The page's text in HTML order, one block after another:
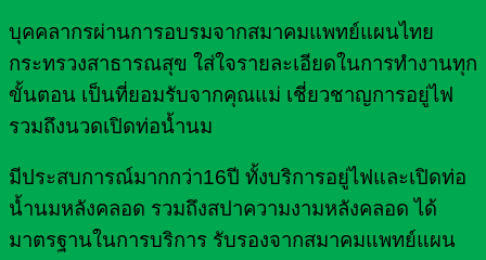
บุคคลากรผ่านการอบรมจากสมาคมแพทย์แผนไทย
กระทรวงสาธารณสุข ใส่ใจรายละเอียดในการทำงานทุก
ขั้นตอน เป็นที่ยอมรับจากคุณแม่ เชี่ยวชาญการอยู่ไฟ
รวมถึงนวดเปิดท่อน้ำนม
มีประสบการณ์มากกว่า16ปี ทั้งบริการอยู่ไฟและเปิดท่อ
น้ำนมหลังคลอด รวมถึงสปาความงามหลังคลอด ได้
มาตรฐานในการบริการ รับรองจากสมาคมแพทย์แผน